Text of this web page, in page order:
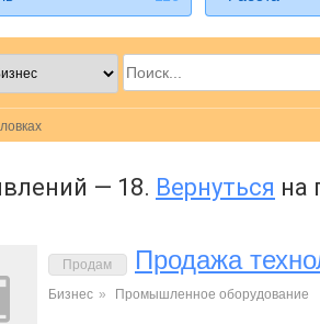
— 18. Вернуться на
Продам Продажа
Бизнес » Промышленное оборудование